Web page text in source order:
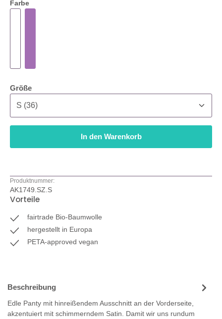
Farbe
Größeauswählen
In den Warenkorb
Produktnummer:
AK1749.SZ.S
Vorteile
fairtrade Bio-Baumwolle
hergestellt in Europa
PETA-approved vegan
Beschreibung
Edle Panty mit hinreißendem Ausschnitt an der Vorderseite,
akzentuiert mit schimmerndem Satin. Damit wir uns rundum